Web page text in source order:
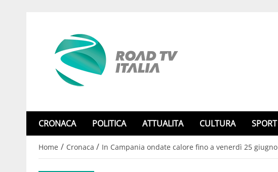
CRONACA POLITICA ATTUALITA CULTURA SPORT
Home / Cronaca / In Campania ondate calore fino a venerdì 25 giugno